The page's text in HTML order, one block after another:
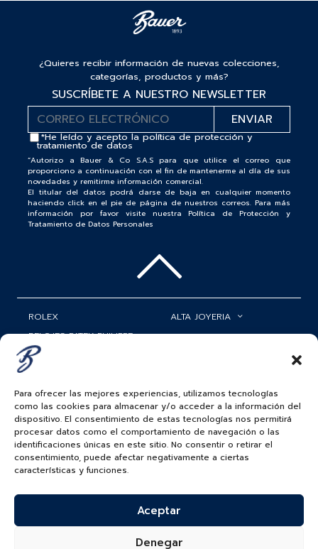
Para ofrecer las mejores experiencias, utilizamos tecnologías
como las cookies para almacenar y/o acceder a la información del
dispositivo. El consentimiento de estas tecnologías nos permitirá
procesar datos como el comportamiento de navegación o las
identificaciones únicas en este sitio. No consentir o retirar el
consentimiento, puede afectar negativamente a ciertas
características y funciones.
Aceptar
Denegar
¿Quieres recibir información de nuevas colecciones,
categorías, productos y más?
SUSCRÍBETE A NUESTRO NEWSLETTER
*He leído y acepto lapolítica de protección y
tratamiento de datos
“Autorizo a Bauer & Co S.A.S para que utilice el correo que
proporciono a continuación con el fin de mantenerme al día de sus
novedades y remitirme información comercial.
El titular del datos podrá darse de baja en cualquier momento
haciendo click en el pie de página de nuestros correos. Para más
información por favor visite nuestra Política de Protección y
Tratamiento de Datos Personales
ROLEX
RELOJES PATEK PHILIPPE
RELOJERÍA
ALTA JOYERIA
ACCESORIOS
BAUER NEWS
SERVICIOS
SIGUENOS EN
BAUER & CO SAS. TODOS LOS DERECHOS
RESERVADOS.